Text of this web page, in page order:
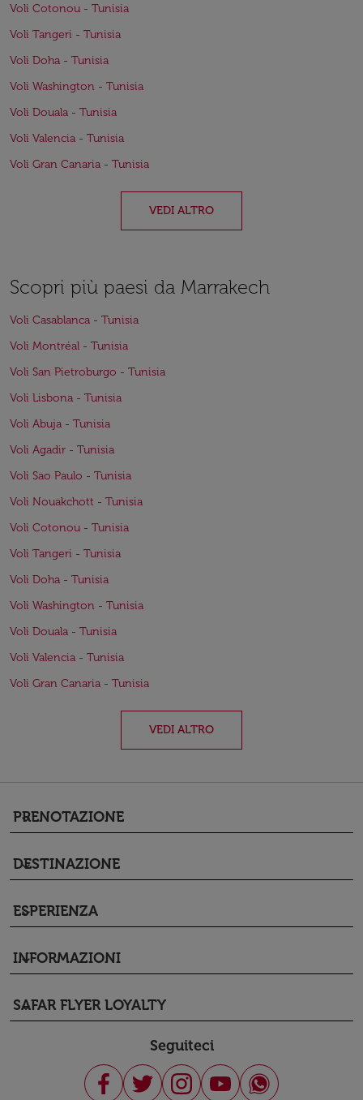
Voli Cotonou - Tunisia
Voli Tangeri - Tunisia
Voli Doha - Tunisia
Voli Washington - Tunisia
Voli Douala - Tunisia
Voli Valencia - Tunisia
Voli Gran Canaria - Tunisia
VEDI ALTRO
Scopri più paesi da Marrakech
Voli Casablanca - Tunisia
Voli Montréal - Tunisia
Voli San Pietroburgo - Tunisia
Voli Lisbona - Tunisia
Voli Abuja - Tunisia
Voli Agadir - Tunisia
Voli Sao Paulo - Tunisia
Voli Nouakchott - Tunisia
Voli Cotonou - Tunisia
Voli Tangeri - Tunisia
Voli Doha - Tunisia
Voli Washington - Tunisia
Voli Douala - Tunisia
Voli Valencia - Tunisia
Voli Gran Canaria - Tunisia
VEDI ALTRO
PRENOTAZIONE
keyboard_arrow_down
DESTINAZIONE
keyboard_arrow_down
ESPERIENZA
keyboard_arrow_down
INFORMAZIONI
keyboard_arrow_down
SAFAR FLYER LOYALTY
keyboard_arrow_down
Seguiteci